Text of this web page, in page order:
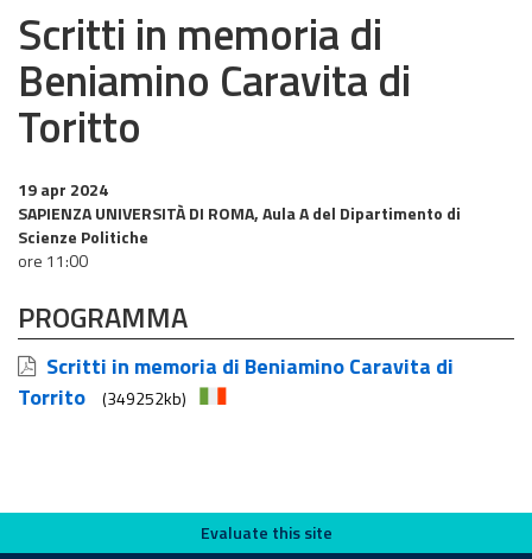
Scritti in memoria di
Beniamino Caravita di
Toritto
19 apr 2024
SAPIENZA UNIVERSITÀ DI ROMA, Aula A del Dipartimento di
Scienze Politiche
ore 11:00
PROGRAMMA
Scritti in memoria di Beniamino Caravita di
Torrito
(349252kb)
Evaluate this siteEvaluate this site